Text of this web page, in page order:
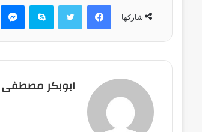
شاركها
فيسبوك تويتر سكايب ماسنجر
ابوبكر مصطفى